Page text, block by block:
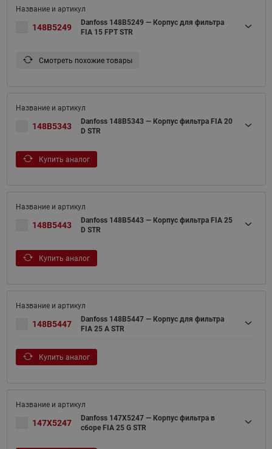
148B5249
Danfoss 148B5249 — Корпус для фильтра
FIA 15 FPT STR
Смотреть похожие товары
148B5343
Danfoss 148B5343 — Корпус фильтра FIA 20
D STR
Купить аналог
148B5443
Danfoss 148B5443 — Корпус фильтра FIA 25
D STR
Купить аналог
148B5447
Danfoss 148B5447 — Корпус для фильтра
FIA 25 A STR
Купить аналог
147X5247
Danfoss 147X5247 — Корпус фильтра в
сборе FIA 25 G STR